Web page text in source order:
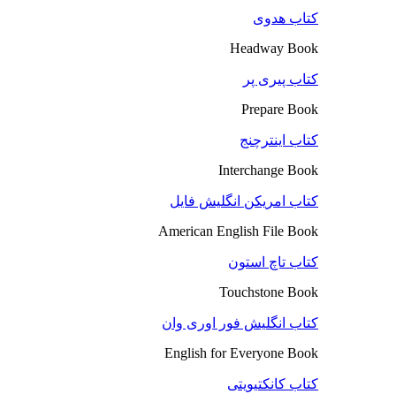
کتاب هدوی
Headway Book
کتاب پیری پر
Prepare Book
کتاب اینترچنج
Interchange Book
کتاب امریکن انگلیش فایل
American English File Book
کتاب تاچ استون
Touchstone Book
کتاب انگلیش فور اوری وان
English for Everyone Book
کتاب کانکتیویتی